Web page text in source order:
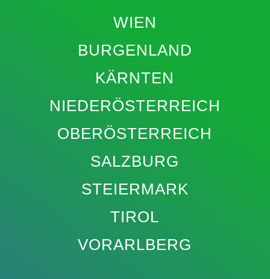
WIEN
BURGENLAND
KÄRNTEN
NIEDERÖSTERREICH
OBERÖSTERREICH
SALZBURG
STEIERMARK
TIROL
VORARLBERG